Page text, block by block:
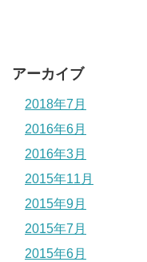
アーカイブ
2018年7月
2016年6月
2016年3月
2015年11月
2015年9月
2015年7月
2015年6月